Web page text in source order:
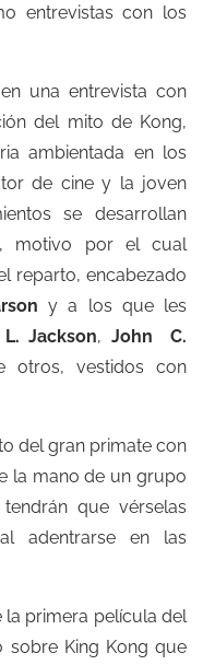
entrevistas con los
una entrevista con
del mito de Kong,
ambientada en los
de cine y la joven
se desarrollan
motivo por el cual
reparto, encabezado
y a los que les
Jackson, John C.
otros, vestidos con
del gran primate con
la mano de un grupo
que vérselas
adentrarse en las
primera película del
sobre King Kong que